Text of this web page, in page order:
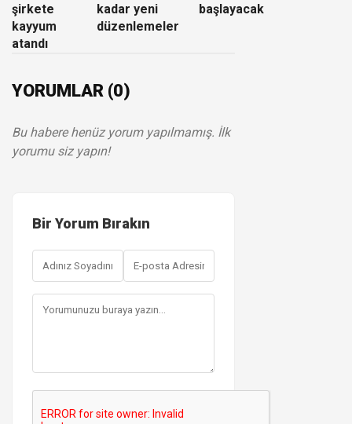
şirkete
kayyum
atandı
kadar yeni
düzenlemeler
başlayacak
YORUMLAR (0)
Bu habere henüz yorum yapılmamış. İlk
yorumu siz yapın!
Bir Yorum Bırakın